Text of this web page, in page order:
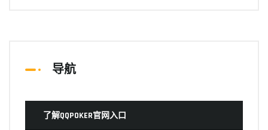
导航
了解QQPOKER官网入口